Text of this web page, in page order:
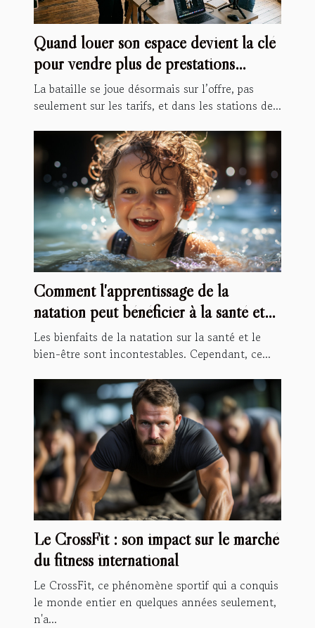
Quand louer son espace devient la clé
pour vendre plus de prestations
spécialisées
La bataille se joue désormais sur l’offre, pas
seulement sur les tarifs, et dans les stations de...
Comment l'apprentissage de la
natation peut bénéficier à la santé et
au développement de vos enfants
Les bienfaits de la natation sur la santé et le
bien-être sont incontestables. Cependant, ce...
Le CrossFit : son impact sur le marché
du fitness international
Le CrossFit, ce phénomène sportif qui a conquis
le monde entier en quelques années seulement,
n'a...